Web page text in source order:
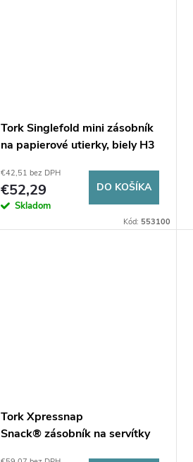
Tork Singlefold mini zásobník
na papierové utierky, biely H3
€42,51 bez DPH
€52,29
Skladom
DO KOŠÍKA
Kód: 553100
Tork Xpressnap
Snack® zásobník na servítky